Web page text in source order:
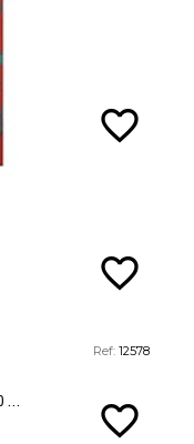
Ref:12578
Chocolate negro 70% guindilla VIVANI 100 gr BIO
favorite_border
favorite_border
favorite_border